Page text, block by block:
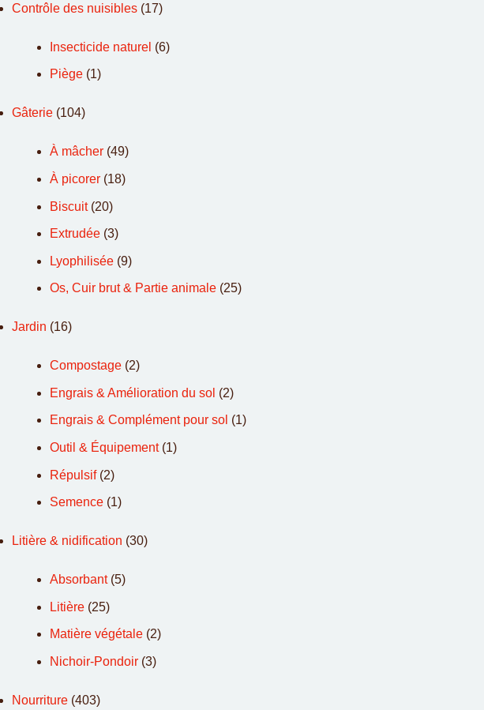
Contrôle des nuisibles (17)
Insecticide naturel (6)
Piège (1)
Gâterie (104)
À mâcher (49)
À picorer (18)
Biscuit (20)
Extrudée (3)
Lyophilisée (9)
Os, Cuir brut & Partie animale (25)
Jardin (16)
Compostage (2)
Engrais & Amélioration du sol (2)
Engrais & Complément pour sol (1)
Outil & Équipement (1)
Répulsif (2)
Semence (1)
Litière & nidification (30)
Absorbant (5)
Litière (25)
Matière végétale (2)
Nichoir-Pondoir (3)
Nourriture (403)